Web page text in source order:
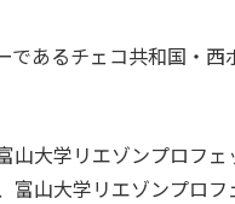
であるチェコ共和国・
大学リエゾンプロフェ
山大学リエゾンプロ